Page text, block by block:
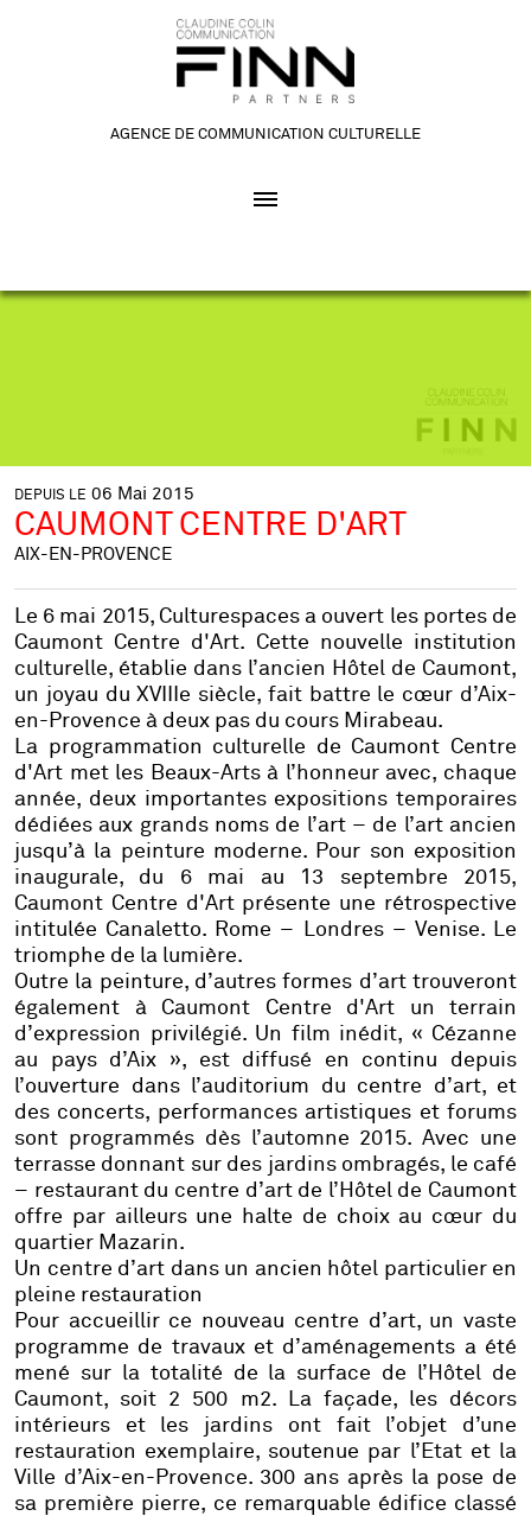
AGENCE DE COMMUNICATION CULTURELLE
DEPUIS LE 06 Mai 2015
CAUMONT CENTRE D'ART
AIX-EN-PROVENCE
Le 6 mai 2015, Culturespaces a ouvert les portes de
Caumont Centre d'Art. Cette nouvelle institution
culturelle, établie dans l’ancien Hôtel de Caumont,
un joyau du XVIIIe siècle, fait battre le cœur d’Aix-
en-Provence à deux pas du cours Mirabeau.
La programmation culturelle de Caumont Centre
d'Art met les Beaux-Arts à l’honneur avec, chaque
année, deux importantes expositions temporaires
dédiées aux grands noms de l’art – de l’art ancien
jusqu’à la peinture moderne. Pour son exposition
inaugurale, du 6 mai au 13 septembre 2015,
Caumont Centre d'Art présente une rétrospective
intitulée Canaletto. Rome – Londres – Venise. Le
triomphe de la lumière.
Outre la peinture, d’autres formes d’art trouveront
également à Caumont Centre d'Art un terrain
d’expression privilégié.Un film inédit, « Cézanne
au pays d’Aix », est diffusé en continu depuis
l’ouverture dans l’auditorium du centre d’art, et
des concerts, performances artistiques et forums
sont programmés dès l’automne 2015. Avec une
terrasse donnant sur des jardinsombragés, le café
– restaurant du centre d’art de l’Hôtel de Caumont
offre par ailleurs une halte de choix au cœur du
quartier Mazarin.
Un centre d’art dans un ancien hôtel particulier en
pleine restauration
Pour accueillir ce nouveau centre d’art, un vaste
programme de travaux et d’aménagements a été
mené sur la totalité de la surface de l’Hôtel de
Caumont, soit 2 500 m2.La façade, les décors
intérieurs et les jardins ont fait l’objet d’une
restauration exemplaire, soutenue par l’Etat et la
Ville d’Aix-en-Provence. 300 ans après la pose de
sa première pierre, ce remarquable édifice classé